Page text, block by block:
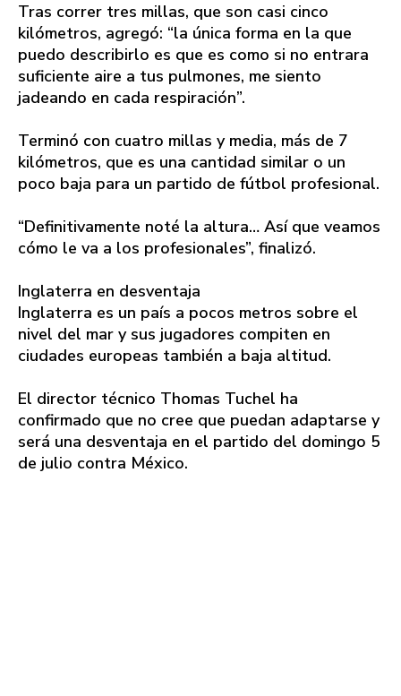
Tras correr tres millas, que son casi cinco
kilómetros, agregó: “la única forma en la que
puedo describirlo es que es como si no entrara
suficiente aire a tus pulmones, me siento
jadeando en cada respiración”.
Terminó con cuatro millas y media, más de 7
kilómetros, que es una cantidad similar o un
poco baja para un partido de fútbol profesional.
“Definitivamente noté la altura… Así que veamos
cómo le va a los profesionales”, finalizó.
Inglaterra en desventaja
Inglaterra es un país a pocos metros sobre el
nivel del mar y sus jugadores compiten en
ciudades europeas también a baja altitud.
El director técnico Thomas Tuchel ha
confirmado que no cree que puedan adaptarse y
será una desventaja en el partido del domingo 5
de julio contra México.